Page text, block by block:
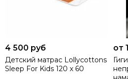
4 500 руб
Детский матрас Lollycottons
Sleep For Kids 120 x 60
от